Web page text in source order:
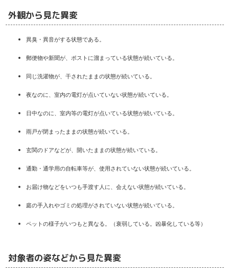
外観から見た異変
異臭・異音がする状態である。
郵便物や新聞が、ポストに溜まっている状態が続いている。
同じ洗濯物が、干されたままの状態が続いている。
夜なのに、室内の電灯が点いていない状態が続いている。
日中なのに、室内等の電灯が点いている状態が続いている。
雨戸が閉まったままの状態が続いている。
玄関のドアなどが、開いたままの状態が続いている。
通勤・通学用の自転車等が、使用されていない状態が続いている。
お届け物などをいつも手渡す人に、会えない状態が続いている。
庭の手入れやゴミの処理がされていない状態が続いている。
ペットの様子がいつもと異なる。（衰弱している。凶暴化している等）
対象者の姿などから見た異変